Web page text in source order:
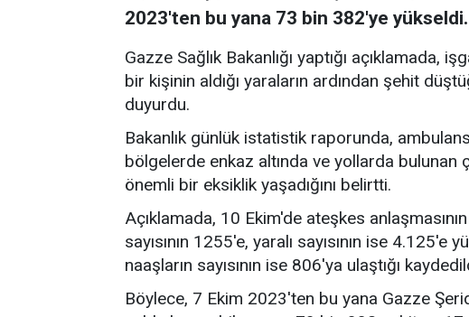
2023'ten bu yana 73 bin 382'ye yükseldi.
Gazze Sağlık Bakanlığı yaptığı açıklamada,
bir kişinin aldığı yaraların ardından şehit
duyurdu.
Bakanlık günlük istatistik raporunda,
bölgelerde enkaz altında ve yollarda bulunan
önemli bir eksiklik yaşadığını belirtti.
Açıklamada, 10 Ekim'de ateşkes
sayısının 1255'e, yaralı sayısının ise 4.125'e
naaşların sayısının ise 806'ya ulaştığı
Böylece, 7 Ekim 2023'ten bu yana Gazze